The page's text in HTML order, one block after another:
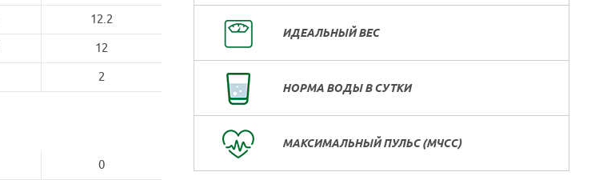
12.2
12
2
0
ИДЕАЛЬНЫЙ ВЕС
НОРМА ВОДЫ В СУТКИ
МАКСИМАЛЬНЫЙ ПУЛЬС (МЧСС)